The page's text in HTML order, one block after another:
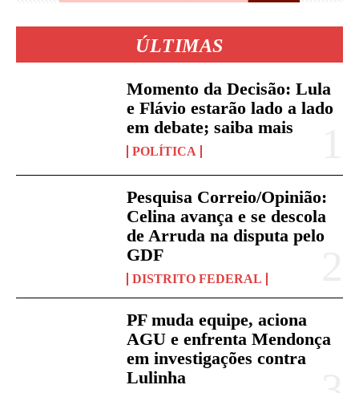
ÚLTIMAS
Momento da Decisão: Lula
e Flávio estarão lado a lado
em debate; saiba mais
POLÍTICA
Pesquisa Correio/Opinião:
Celina avança e se descola
de Arruda na disputa pelo
GDF
DISTRITO FEDERAL
PF muda equipe, aciona
AGU e enfrenta Mendonça
em investigações contra
Lulinha